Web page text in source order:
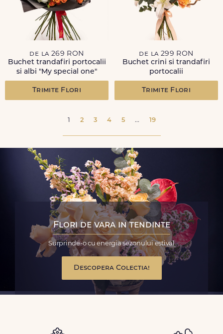
de la 269 RON
Buchet trandafiri portocalii
si albi "My special one"
Trimite Flori
de la 299 RON
Buchet crini si trandafiri
portocalii
Trimite Flori
1 2 3 4 5 ... 19
Flori de vara in tendinte
Surprinde-o cu energia sezonului estival
Descopera Colectia!